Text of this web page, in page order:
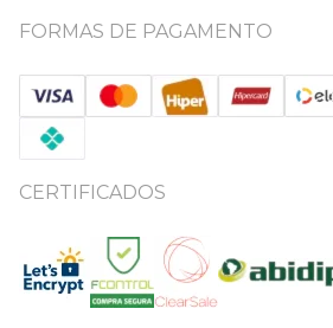
FORMAS DE PAGAMENTO
CERTIFICADOS